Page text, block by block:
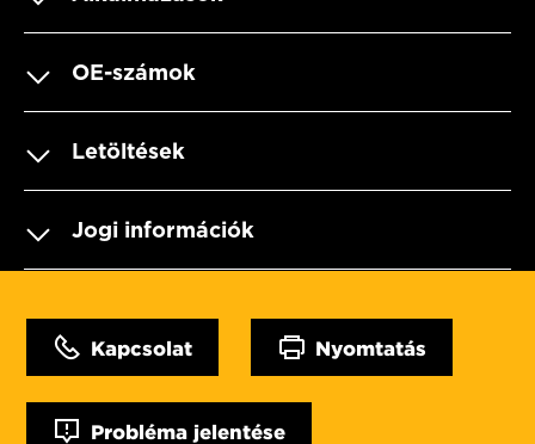
OE-számok
Letöltések
Jogi információk
Kapcsolat Nyomtatás
Probléma jelentése